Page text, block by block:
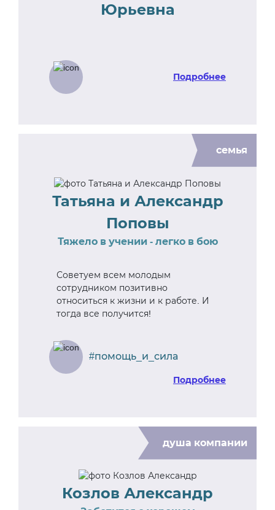
Юрьевна
Подробнее
семья
Татьяна и Александр
Поповы
Тяжело в учении - легко в бою
Советуем всем молодым
сотрудником позитивно
относиться к жизни и к работе. И
тогда все получится!
#помощь_и_сила
Подробнее
душа компании
Козлов Александр